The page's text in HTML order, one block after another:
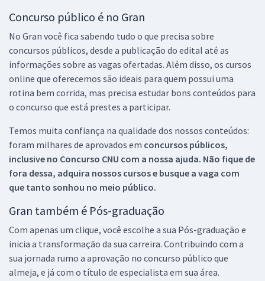
Concurso público é no Gran
No Gran você fica sabendo tudo o que precisa sobre
concursos públicos, desde a publicação do edital até as
informações sobre as vagas ofertadas. Além disso, os cursos
online que oferecemos são ideais para quem possui uma
rotina bem corrida, mas precisa estudar bons conteúdos para
o concurso que está prestes a participar.
Temos muita confiança na qualidade dos nossos conteúdos:
foram milhares de aprovados em concursos públicos,
inclusive no Concurso CNU com a nossa ajuda. Não fique de
fora dessa, adquira nossos cursos e busque a vaga com
que tanto sonhou no meio público.
Gran também é Pós-graduação
Com apenas um clique, você escolhe a sua Pós-graduação e
inicia a transformação da sua carreira. Contribuindo com a
sua jornada rumo a aprovação no concurso público que
almeja, e já com o título de especialista em sua área.